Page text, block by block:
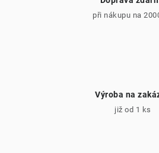
při nákupu na
Výroba na
již od 1 ks